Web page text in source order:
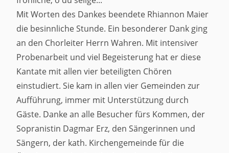
Mit Worten des Dankes beendete Rhiannon Maier
die besinnliche Stunde. Ein besonderer Dank ging
an den Chorleiter Herrn Wahren. Mit intensiver
Probenarbeit und viel Begeisterung hat er diese
Kantate mit allen vier beteiligten Chören
einstudiert. Sie kam in allen vier Gemeinden zur
Aufführung, immer mit Unterstützung durch
Gäste. Danke an alle Besucher fürs Kommen, der
Sopranistin Dagmar Erz, den Sängerinnen und
Sängern, der kath. Kirchengemeinde für die